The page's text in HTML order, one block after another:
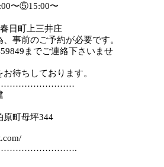
〜⑤15:00〜
日町上三井庄
事前のご予約が必要です。
までご連絡下さいませ
待ちしております。
原町母坪344